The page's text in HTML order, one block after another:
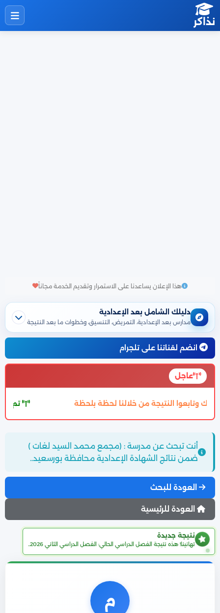
نذاكر
هذا الإعلان يساعدنا على الاستمرار وتقديم الخدمة مجاناً
دليلك الشامل بعد الإعدادية
مدارس بعد الإعدادية، التمريض، التنسيق، وخطوات ما بعد النتيجة
انضم لقناتنا على تلجرام
عاجل
اعتماد تنسيق الالتحاق بالثانوية العامة 2027 والتفاصيل بالمقال بالاسفل
أنت تبحث عن مدرسة : (مجمع محمد السيد لغات )
ضمن نتائج الشهادة الإعدادية محافظة بورسعيد..
العودة للبحث
العودة للرئيسية
نتيجة جديدة
تهانينا! هذه نتيجة الفصل الدراسي الحالي: الفصل الدراسي الثاني 2026..
م